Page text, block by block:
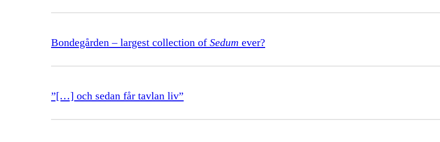
Bondegården – largest collection of Sedum ever?
”[…] och sedan får tavlan liv”